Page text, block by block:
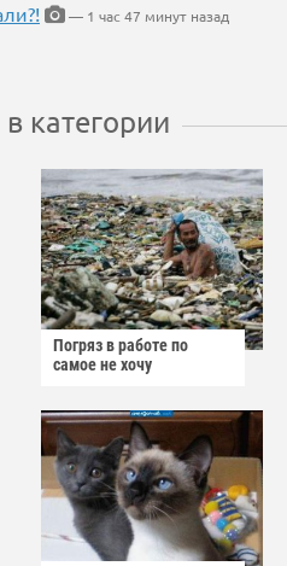
— 1 час 47 минут назад
категории
Погряз в работе по
самое не хочу